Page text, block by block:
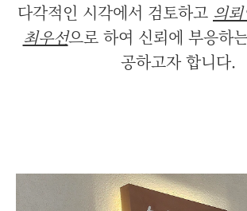
다각적인 시각에서 검토하고 의
최우선으로 하여 신뢰에 부응하
공하고자 합니다.